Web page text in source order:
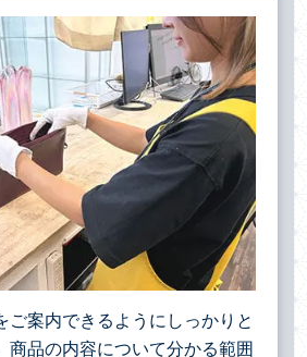
ご案内できるようにしっかりと
商品の内容について分かる範囲